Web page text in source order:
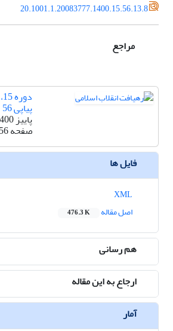
20.1001.1.20083777.1400.15.56.13.8
مراجع
پیاپی 56
پاییز 1400
صفحه
فایل ها
اصل مقاله
476.3 K
هم رسانی
ارجاع به این مقاله
آمار